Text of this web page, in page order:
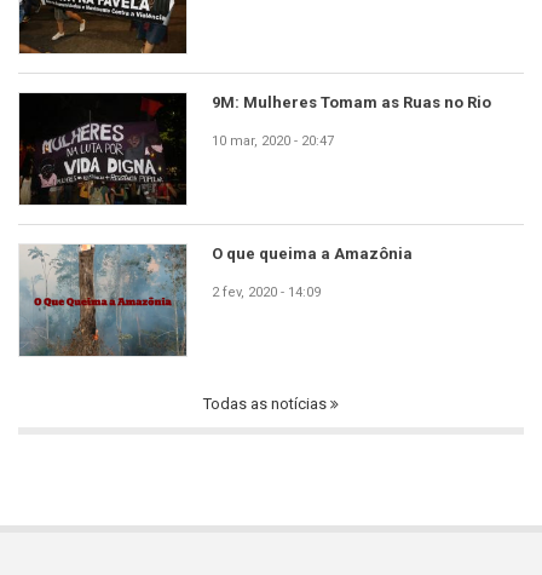
9M: Mulheres Tomam as Ruas no Rio
10 mar, 2020 - 20:47
O que queima a Amazônia
2 fev, 2020 - 14:09
Todas as notícias